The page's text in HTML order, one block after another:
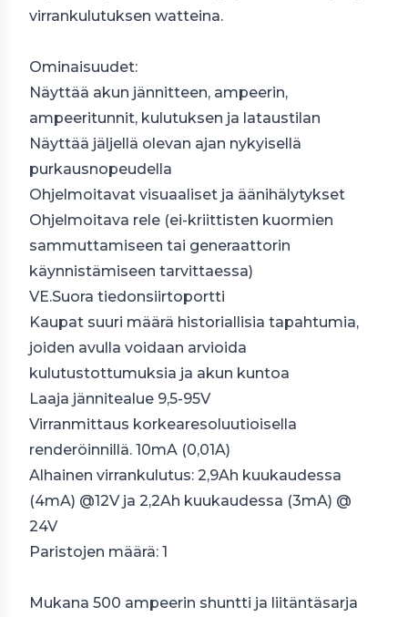
virrankulutuksen watteina.
Ominaisuudet:
Näyttää akun jännitteen, ampeerin,
ampeeritunnit, kulutuksen ja lataustilan
Näyttää jäljellä olevan ajan nykyisellä
purkausnopeudella
Ohjelmoitavat visuaaliset ja äänihälytykset
Ohjelmoitava rele (ei-kriittisten kuormien
sammuttamiseen tai generaattorin
käynnistämiseen tarvittaessa)
VE.Suora tiedonsiirtoportti
Kaupat suuri määrä historiallisia tapahtumia,
joiden avulla voidaan arvioida
kulutustottumuksia ja akun kuntoa
Laaja jännitealue 9,5-95V
Virranmittaus korkearesoluutioisella
renderöinnillä. 10mA (0,01A)
Alhainen virrankulutus: 2,9Ah kuukaudessa
(4mA) @12V ja 2,2Ah kuukaudessa (3mA) @
24V
Paristojen määrä: 1
Mukana 500 ampeerin shuntti ja liitäntäsarja